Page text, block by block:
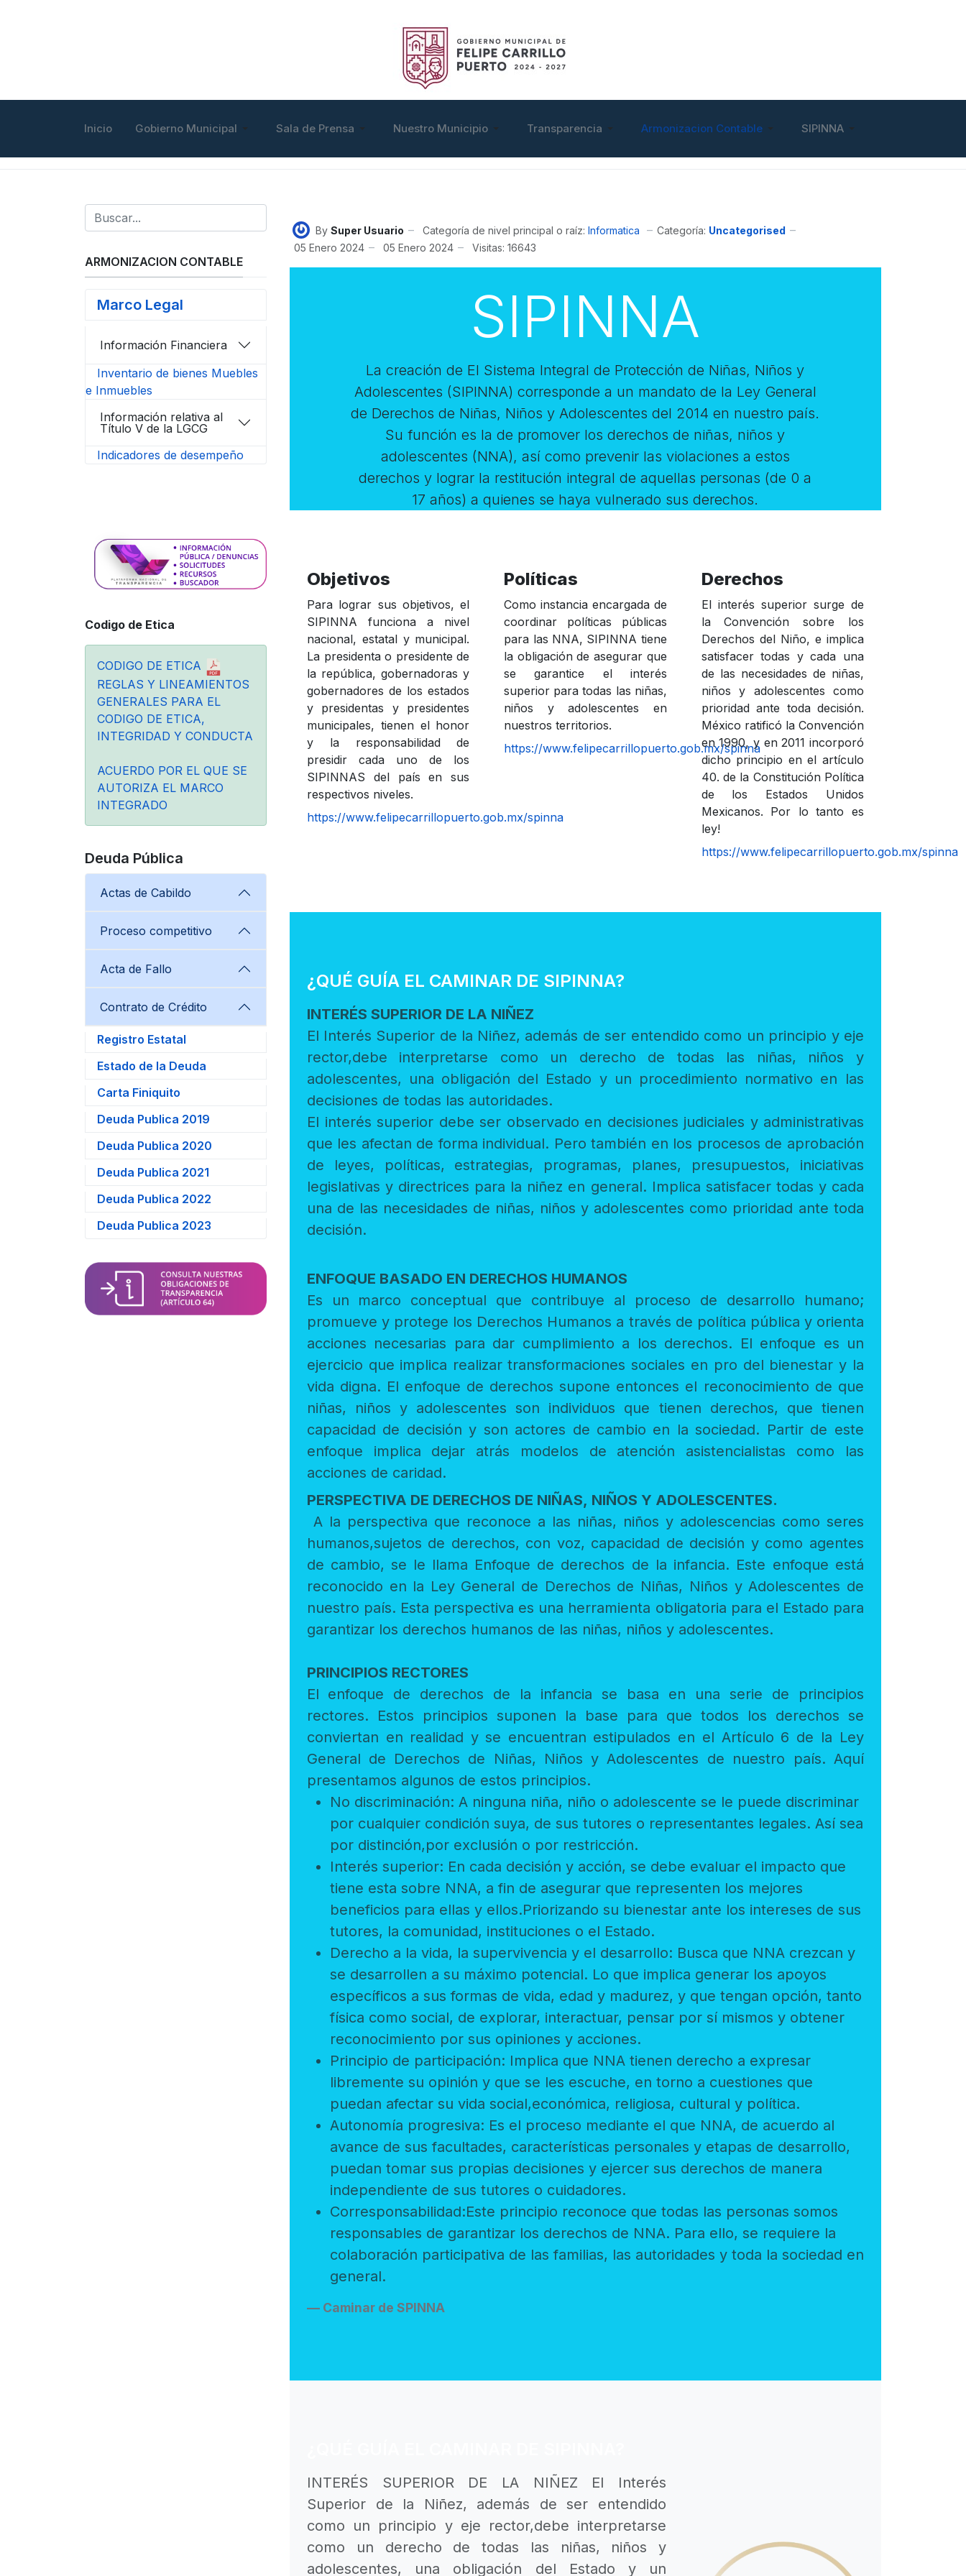
Inicio Gobierno Municipal Sala de Prensa Nuestro Municipio Transparencia Armonizacion Contable SIPINNA
By Super Usuario Categoría de nivel principal o raíz: Informatica Categoría: Uncategorised
05 Enero 2024
05 Enero 2024 Visitas: 16643
SIPINNA
La creación de El Sistema Integral de Protección de Niñas, Niños y
Adolescentes (SIPINNA) corresponde a un mandato de la Ley General
de Derechos de Niñas, Niños y Adolescentes del 2014 en nuestro país.
Su función es la de promover los derechos de niñas, niños y
adolescentes (NNA), así como prevenir las violaciones a estos
derechos y lograr la restitución integral de aquellas personas (de 0 a
17 años) a quienes se haya vulnerado sus derechos.
Objetivos
Para lograr sus objetivos, el
SIPINNA funciona a nivel
nacional, estatal y municipal.
La presidenta o presidente de
la república, gobernadoras y
gobernadores de los estados
y presidentas y presidentes
municipales, tienen el honor
y la responsabilidad de
presidir cada uno de los
SIPINNAS del país en sus
respectivos niveles.
https://www.felipecarrillopuerto.gob.mx/spinna
Políticas
Como instancia encargada de
coordinar políticas públicas
para las NNA, SIPINNA tiene
la obligación de asegurar que
se garantice el interés
superior para todas las niñas,
niños y adolescentes en
nuestros territorios.
https://www.felipecarrillopuerto.gob.mx/spinna
Derechos
El interés superior surge de
la Convención sobre los
Derechos del Niño, e implica
satisfacer todas y cada una
de las necesidades de niñas,
niños y adolescentes como
prioridad ante toda decisión.
México ratificó la Convención
en 1990, y en 2011 incorporó
dicho principio en el artículo
40. de la Constitución Política
de los Estados Unidos
Mexicanos. Por lo tanto es
ley!
https://www.felipecarrillopuerto.gob.mx/spinna
¿QUÉ GUÍA EL CAMINAR DE SIPINNA?
INTERÉS SUPERIOR DE LA NIÑEZ
El Interés Superior de la Niñez, además de ser entendido como un principio y eje
rector,debe interpretarse como un derecho de todas las niñas, niños y
adolescentes, una obligación del Estado y un procedimiento normativo en las
decisiones de todas las autoridades.
El interés superior debe ser observado en decisiones judiciales y administrativas
que les afectan de forma individual. Pero también en los procesos de aprobación
de leyes, políticas, estrategias, programas, planes, presupuestos, iniciativas
legislativas y directrices para la niñez en general. Implica satisfacer todas y cada
una de las necesidades de niñas, niños y adolescentes como prioridad ante toda
decisión.
ENFOQUE BASADO EN DERECHOS HUMANOS
Es un marco conceptual que contribuye al proceso de desarrollo humano;
promueve y protege los Derechos Humanos a través de política pública y orienta
acciones necesarias para dar cumplimiento a los derechos. El enfoque es un
ejercicio que implica realizar transformaciones sociales en pro del bienestar y la
vida digna. El enfoque de derechos supone entonces el reconocimiento de que
niñas, niños y adolescentes son individuos que tienen derechos, que tienen
capacidad de decisión y son actores de cambio en la sociedad. Partir de este
enfoque implica dejar atrás modelos de atención asistencialistas como las
acciones de caridad.
PERSPECTIVA DE DERECHOS DE NIÑAS, NIÑOS Y ADOLESCENTES.
A la perspectiva que reconoce a las niñas, niños y adolescencias como seres
humanos,sujetos de derechos, con voz, capacidad de decisión y como agentes
de cambio, se le llama Enfoque de derechos de la infancia. Este enfoque está
reconocido en la Ley General de Derechos de Niñas, Niños y Adolescentes de
nuestro país. Esta perspectiva es una herramienta obligatoria para el Estado para
garantizar los derechos humanos de las niñas, niños y adolescentes.
PRINCIPIOS RECTORES
El enfoque de derechos de la infancia se basa en una serie de principios
rectores. Estos principios suponen la base para que todos los derechos se
conviertan en realidad y se encuentran estipulados en el Artículo 6 de la Ley
General de Derechos de Niñas, Niños y Adolescentes de nuestro país. Aquí
presentamos algunos de estos principios.
No discriminación: A ninguna niña, niño o adolescente se le puede discriminar
por cualquier condición suya, de sus tutores o representantes legales. Así sea
por distinción,por exclusión o por restricción.
Interés superior: En cada decisión y acción, se debe evaluar el impacto que
tiene esta sobre NNA, a fin de asegurar que representen los mejores
beneficios para ellas y ellos.Priorizando su bienestar ante los intereses de sus
tutores, la comunidad, instituciones o el Estado.
Derecho a la vida, la supervivencia y el desarrollo: Busca que NNA crezcan y
se desarrollen a su máximo potencial. Lo que implica generar los apoyos
específicos a sus formas de vida, edad y madurez, y que tengan opción, tanto
física como social, de explorar, interactuar, pensar por sí mismos y obtener
reconocimiento por sus opiniones y acciones.
Principio de participación: Implica que NNA tienen derecho a expresar
libremente su opinión y que se les escuche, en torno a cuestiones que
puedan afectar su vida social,económica, religiosa, cultural y política.
Autonomía progresiva: Es el proceso mediante el que NNA, de acuerdo al
avance de sus facultades, características personales y etapas de desarrollo,
puedan tomar sus propias decisiones y ejercer sus derechos de manera
independiente de sus tutores o cuidadores.
Corresponsabilidad:Este principio reconoce que todas las personas somos
responsables de garantizar los derechos de NNA. Para ello, se requiere la
colaboración participativa de las familias, las autoridades y toda la sociedad en
general.
Caminar de SPINNA
INTERÉS SUPERIOR DE LA NIÑEZ El Interés
Superior de la Niñez, además de ser entendido
como un principio y eje rector,debe interpretarse
como un derecho de todas las niñas, niños y
adolescentes, una obligación del Estado y un
ARMONIZACION CONTABLE
Marco Legal
Información Financiera
Inventario de bienes Muebles
e Inmuebles
Información relativa al
Título V de la LGCG
Indicadores de desempeño
Codigo de Etica
CODIGO DE ETICA
REGLAS Y LINEAMIENTOS
GENERALES PARA EL
CODIGO DE ETICA,
INTEGRIDAD Y CONDUCTA
ACUERDO POR EL QUE SE
AUTORIZA EL MARCO
INTEGRADO
Deuda Pública
Actas de Cabildo
Proceso competitivo
Acta de Fallo
Contrato de Crédito
Registro Estatal
Estado de la Deuda
Carta Finiquito
Deuda Publica 2019
Deuda Publica 2020
Deuda Publica 2021
Deuda Publica 2022
Deuda Publica 2023